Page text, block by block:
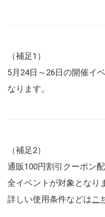
（補足1）
5月24日～26日の開催イ
なります。
（補足2）
通販100円割引クーポン
全イベントが対象となり
詳しい使用条件などはこ